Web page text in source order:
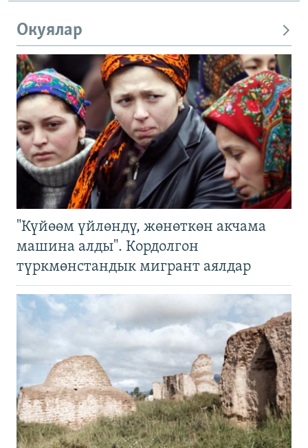
Окуялар
"Күйөөм үйлөндү, жөнөткөн акчама
машина алды". Кордолгон
түркмөнстандык мигрант аялдар